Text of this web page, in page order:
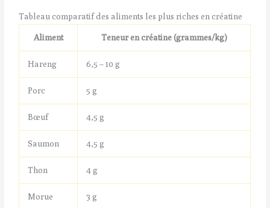
Tableau comparatif des aliments les plus riches en créatine
Aliment Teneur en créatine (grammes/kg)
Hareng 6,5 – 10 g
Porc 5 g
Bœuf 4,5 g
Saumon 4,5 g
Thon 4 g
Morue 3 g